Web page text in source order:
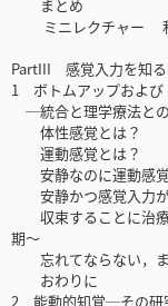
まとめ
ミニレクチャー ‌私
─疼痛や過度
PartIII 感覚入力を知
1 ‌ボトムアップおよび
─統合と理学療法と
体性感覚とは？
運動感覚とは？
安静なのに運動感覚
安静かつ感覚入力が
収束することに治療
期〜
忘れてならない，
おわりに
2 能動的知覚─その研